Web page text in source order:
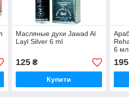
Масляные духи Jawad Al
Layl Silver 6 ml
125₴
Купити
6 мл
195